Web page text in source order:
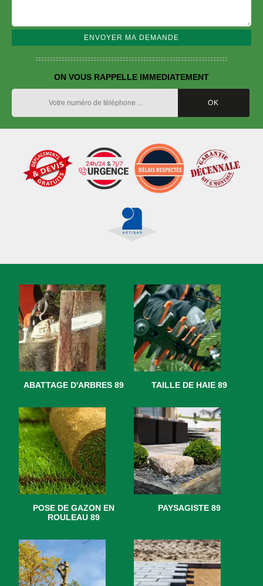
ON VOUS RAPPELLE IMMEDIATEMENT
ABATTAGE D'ARBRES 89 TAILLE DE HAIE 89
POSE DE GAZON EN
ROULEAU 89
PAYSAGISTE 89